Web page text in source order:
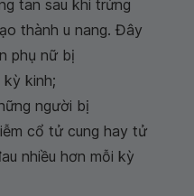
tan sau khi trứng
thành u nang. Đây
phụ nữ bị
kinh;
người bị
cổ tử cung hay tử
nhiều hơn mỗi kỳ